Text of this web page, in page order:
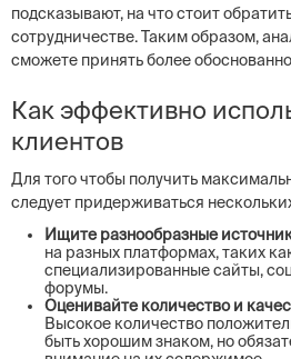
подсказывают, на что стоит
сотрудничестве. Таким образом,
сможете принять более
Как эффективно
клиентов
Для того чтобы получить
следует придерживаться
Ищите разнообразные
на разных платформах, таких
специализированные сайты,
форумы.
Оценивайте количество и
Высокое количество
быть хорошим знаком, но